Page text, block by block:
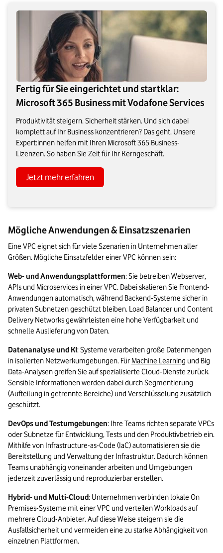
Fertig für Sie eingerichtet und startklar:
Microsoft 365 Business mit Vodafone Services
Produktivität steigern. Sicherheit stärken. Und sich dabei
komplett auf Ihr Business konzentrieren? Das geht. Unsere
Expert:innen helfen mit Ihren Microsoft 365 Business-
Lizenzen. So haben Sie Zeit für Ihr Kerngeschäft.
Jetzt mehr erfahren
Mögliche Anwendungen & Einsatzszenarien
Eine VPC eignet sich für viele Szenarien in Unternehmen aller
Größen. Mögliche Einsatzfelder einer VPC können sein:
Web- und Anwendungsplattformen: Sie betreiben Webserver,
APIs und Microservices in einer VPC. Dabei skalieren Sie Frontend-
Anwendungen automatisch, während Backend-Systeme sicher in
privaten Subnetzen geschützt bleiben. Load Balancer und Content
Delivery Networks gewährleisten eine hohe Verfügbarkeit und
schnelle Auslieferung von Daten.
Datenanalyse und KI: Systeme verarbeiten große Datenmengen
in isolierten Netzwerkumgebungen. Für Machine Learning und Big
Data-Analysen greifen Sie auf spezialisierte Cloud-Dienste zurück.
Sensible Informationen werden dabei durch Segmentierung
(Aufteilung in getrennte Bereiche) und Verschlüsselung zusätzlich
geschützt.
DevOps und Testumgebungen: Ihre Teams richten separate VPCs
oder Subnetze für Entwicklung, Tests und den Produktivbetrieb ein.
Mithilfe von Infrastructure-as-Code (IaC) automatisieren sie die
Bereitstellung und Verwaltung der Infrastruktur. Dadurch können
Teams unabhängig voneinander arbeiten und Umgebungen
jederzeit zuverlässig und reproduzierbar erstellen.
Hybrid- und Multi-Cloud: Unternehmen verbinden lokale On
Premises-Systeme mit einer VPC und verteilen Workloads auf
mehrere Cloud-Anbieter. Auf diese Weise steigern sie die
Ausfallsicherheit und vermeiden eine zu starke Abhängigkeit von
einzelnen Plattformen.